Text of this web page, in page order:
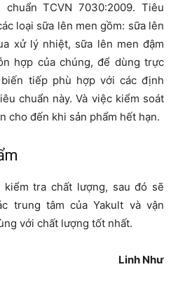
TCVN 7030:2009. Tiêu
loại sữa lên men gồm: sữa lên
xử lý nhiệt, sữa lên men đậm
hợp của chúng, để dùng trực
tiếp phù hợp với các định
chuẩn này. Và việc kiểm soát
cho đến khi sản phẩm hết hạn.
kiểm tra chất lượng, sau đó sẽ
trung tâm của Yakult và vận
với chất lượng tốt nhất.
Linh Như